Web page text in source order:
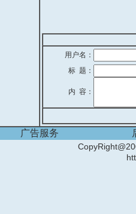
用户名：
标 题：
内 容：
广告服务